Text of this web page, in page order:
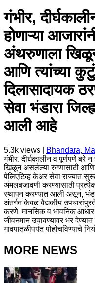
गंभीर,
होणाऱ्या
अंथरुणाला
आणि त्यांच्या
दिलासादायक
सेवा भंडारा
आली आहे
5.3k views | Bhandara,
गंभीर, दीर्घकालीन व पूर्णपणे बरे
खिळून असलेल्या रुग्णासाठी आणि
पेलिएटिव्ह केअर सेवा राज्यात
अंमलबजावणी करण्यासाठी
स्थापन करण्यात आली असून,
अंतर्गत केवळ वैद्यकीय उपचारांपुरते
करणे, मानसिक व भावनिक आधार
जीवनमान उचावण्यावर भर
गावपातळीपर्यंत पोहोचविण्याचे
MORE NEWS